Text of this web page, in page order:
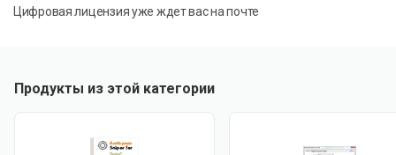
Цифровая лицензия уже ждет вас на почте
Продукты из этой категории